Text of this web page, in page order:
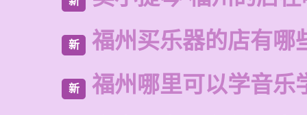
新 福州买乐器的店有哪
新 福州哪里可以学音乐